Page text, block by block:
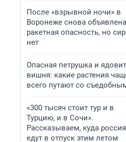
После «взрывной ночи» в
Воронеже снова объявлена
ракетная опасность, но
нет
Опасная петрушка и
вишня: какие растения
всего путают со
«300 тысяч стоит тур и в
Турцию, и в Сочи».
Рассказываем, куда
едут в отпуск этим летом